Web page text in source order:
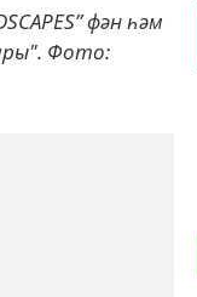
фән һәм
Фото: